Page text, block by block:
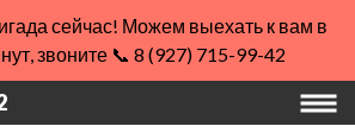
сейчас! Можем выехать к вам в
звоните 📞 8 (927) 715-99-42